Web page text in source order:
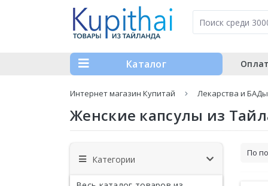
Каталог
Интернет магазин Купитай Лекарства и
Женские капсулы из
Категории